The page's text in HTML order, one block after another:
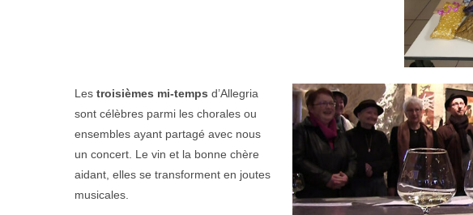
Les troisièmes mi-temps d’Allegria
sont célèbres parmi les chorales ou
ensembles ayant partagé avec nous
un concert. Le vin et la bonne chère
aidant, elles se transforment en joutes
musicales.